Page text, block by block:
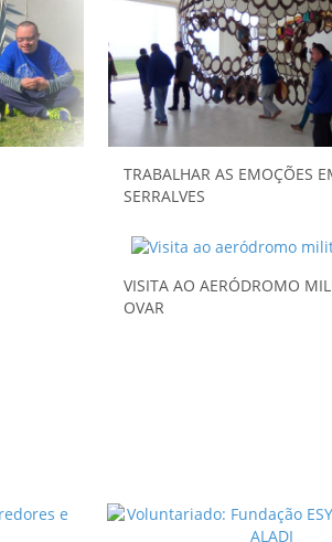
TRABALHAR AS EMOÇÕES
SERRALVES
VISITA AO AERÓDROMO
OVAR